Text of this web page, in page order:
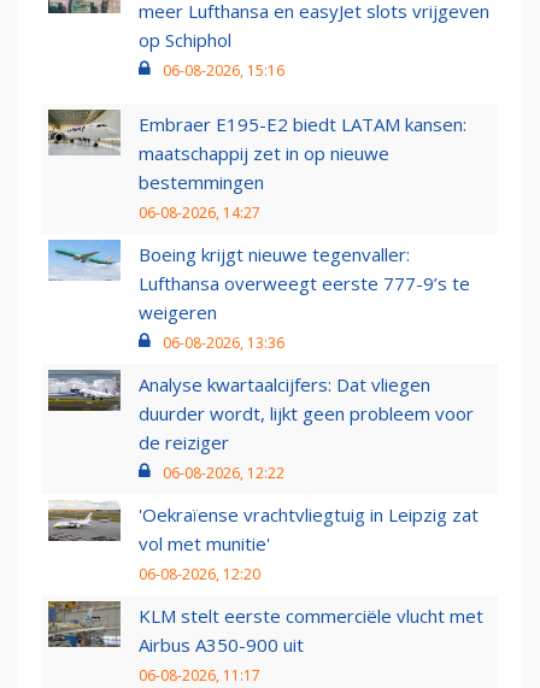
meer Lufthansa en easyJet slots vrijgeven
op Schiphol
06-08-2026, 15:16
Embraer E195-E2 biedt LATAM kansen:
maatschappij zet in op nieuwe
bestemmingen
06-08-2026, 14:27
Boeing krijgt nieuwe tegenvaller:
Lufthansa overweegt eerste 777-9’s te
weigeren
06-08-2026, 13:36
Analyse kwartaalcijfers: Dat vliegen
duurder wordt, lijkt geen probleem voor
de reiziger
06-08-2026, 12:22
'Oekraïense vrachtvliegtuig in Leipzig zat
vol met munitie'
06-08-2026, 12:20
KLM stelt eerste commerciële vlucht met
Airbus A350-900 uit
06-08-2026, 11:17